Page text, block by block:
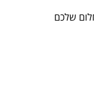
שלכם